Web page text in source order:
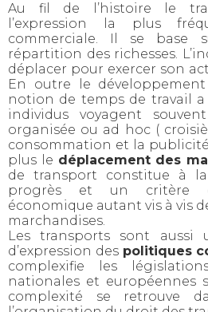
Au fil de l’histoire le
l’expression la plus
commerciale. Il se base
répartition des richesses.
déplacer pour exercer son
En outre le
notion de temps de travail
individus voyagent
organisée ou ad hoc (
consommation et la
plus le déplacement des
de transport constitue à
progrès et un critère
économique autant vis à vis
marchandises.
Les transports sont aussi
d’expression des politiques
complexifie les
nationales et européennes
complexité se retrouve